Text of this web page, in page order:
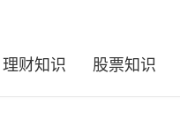
理财知识 股票知识